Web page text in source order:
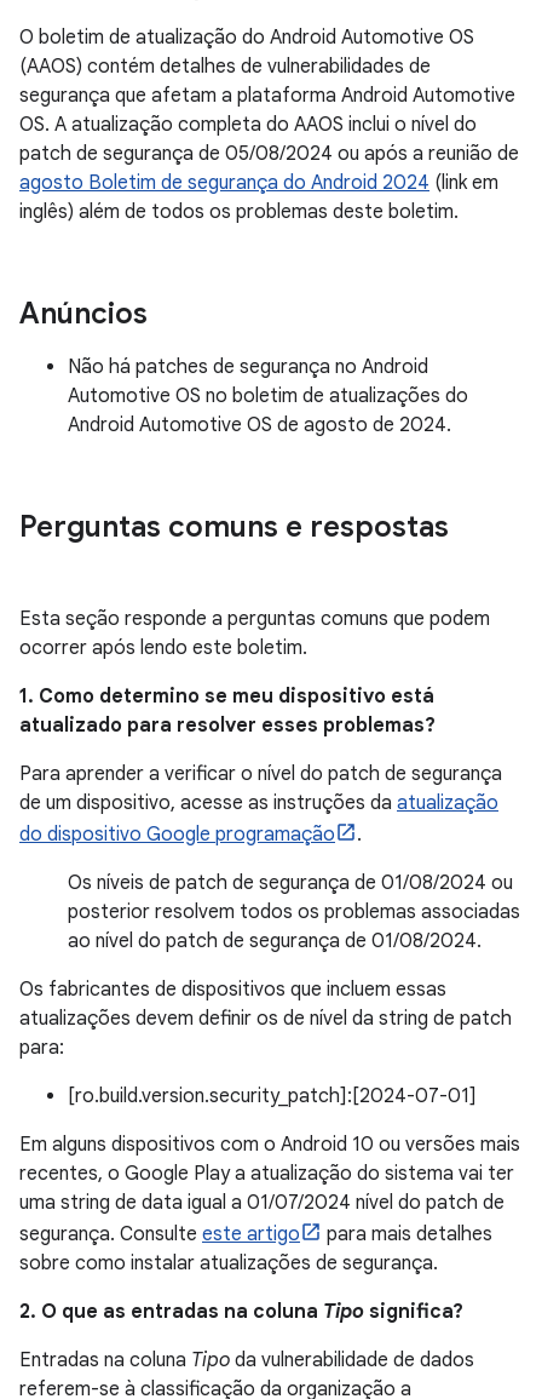
O boletim de atualização do Android Automotive OS
(AAOS) contém detalhes de vulnerabilidades de
segurança que afetam a plataforma Android Automotive
OS. A atualização completa do AAOS inclui o nível do
patch de segurança de 05/08/2024 ou após a reunião de
agosto Boletim de segurança do Android 2024 (link em
inglês) além de todos os problemas deste boletim.
Anúncios
Não há patches de segurança no Android
Automotive OS no boletim de atualizações do
Android Automotive OS de agosto de 2024.
Perguntas comuns e respostas
Esta seção responde a perguntas comuns que podem
ocorrer após lendo este boletim.
1. Como determino se meu dispositivo está
atualizado para resolver esses problemas?
Para aprender a verificar o nível do patch de segurança
de um dispositivo, acesse as instruções da atualização
do dispositivo Google programação
.
Os níveis de patch de segurança de 01/08/2024 ou
posterior resolvem todos os problemas associadas
ao nível do patch de segurança de 01/08/2024.
Os fabricantes de dispositivos que incluem essas
atualizações devem definir os de nível da string de patch
para:
[ro.build.version.security_patch]:[2024-07-01]
Em alguns dispositivos com o Android 10 ou versões mais
recentes, o Google Play a atualização do sistema vai ter
uma string de data igual a 01/07/2024 nível do patch de
segurança. Consulte este artigo
para mais detalhes
sobre como instalar atualizações de segurança.
2. O que as entradas na coluna Tipo significa?
Entradas na coluna Tipo da vulnerabilidade de dados
referem-se à classificação da organização a